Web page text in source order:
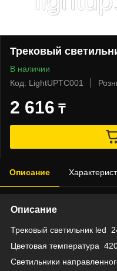
Трековый
В наличии
Код: LightUPTC001
2 616 ₸
Описание
Описание
Трековый светильник led
Цветовая температура
Светильники